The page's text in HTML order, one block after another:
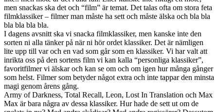
men snackas ska det och “film” är temat. Det talas ofta om stora feta
filmklassiker – filmer man måste ha sett och måste älska och bla bla
bla bla bla bla.
I dagens avsnitt ska vi snacka filmklassiker, men kanske inte den
sorten ni alla tänker på när ni hör ordet klassiker. Det är nämligen
lite upp till var och en vad som går som en klassiker. Vi har valt att
inrikta oss på den sortens film vi kan kalla “personliga klassiker”,
favoritfilmer vi älskar och kan se om och om igen hur många gånger
som helst. Filmer som betyder något extra och inte tappar den minsta
magi genom årens gång.
Army of Darkness, Total Recall, Leon, Lost In Translation och Max
Max är bara några av dessa klassiker. Hur hade de sett ut om de